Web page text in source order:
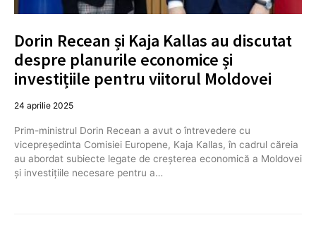
Dorin Recean și Kaja Kallas au discutat
despre planurile economice și
investițiile pentru viitorul Moldovei
24 aprilie 2025
Prim-ministrul Dorin Recean a avut o întrevedere cu
vicepreședinta Comisiei Europene, Kaja Kallas, în cadrul căreia
au abordat subiecte legate de creșterea economică a Moldovei
și investițiile necesare pentru a…